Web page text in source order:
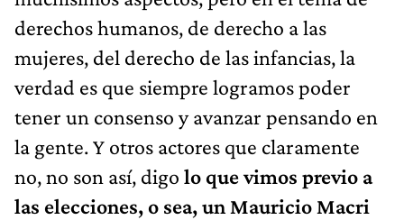
derechos humanos, de derecho a las
mujeres, del derecho de las infancias, la
verdad es que siempre logramos poder
tener un consenso y avanzar pensando en
la gente. Y otros actores que claramente
no, no son así, digo lo que vimos previo a
las elecciones, o sea, un Mauricio Macri